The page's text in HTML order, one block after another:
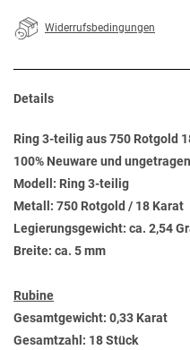
Widerrufsbedingungen
Details
Ring 3-teilig aus 750 Rotgold
100% Neuware und ungetragen
Modell: Ring 3-teilig
Metall: 750 Rotgold / 18 Karat
Legierungsgewicht: ca. 2,54
Breite: ca. 5 mm
Rubine
Gesamtgewicht: 0,33 Karat
Gesamtzahl: 18 Stück